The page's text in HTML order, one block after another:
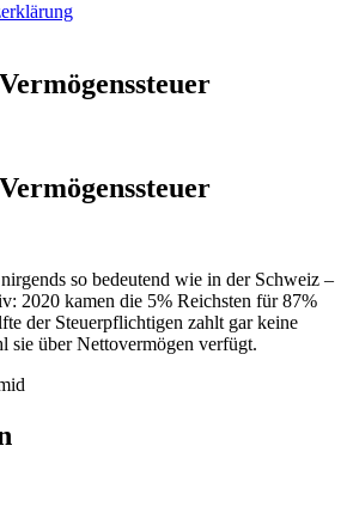
so bedeutend wie in der Schweiz –
2020 kamen die 5% Reichsten für 87%
der Steuerpflichtigen zahlt gar keine
sie über Nettovermögen verfügt.